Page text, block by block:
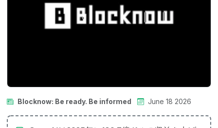
Blocknow: Be ready. Be informed June 18 2026